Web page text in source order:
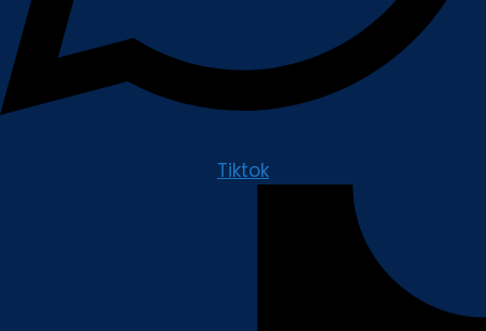
Tiktok